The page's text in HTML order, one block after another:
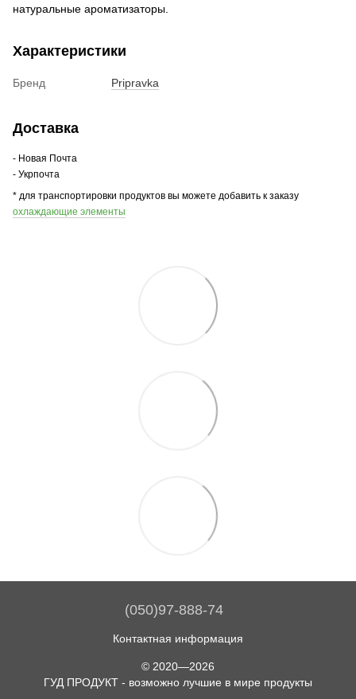
натуральные ароматизаторы.
Характеристики
Бренд Pripravka
Доставка
- Новая Почта
- Укрпочта
* для транспортировки продуктов вы можете добавить к заказу
охлаждающие элементы
(050)97-888-74
Контактная информация
© 2020—2026
ГУД ПРОДУКТ - возможно лучшие в мире продукты